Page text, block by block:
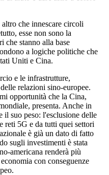
che innescare circoli
esse non sono la
che stanno alla base
a logiche politiche che
Uniti e Cina.
e le infrastrutture,
relazioni sino-europee.
opportunità che la Cina,
presenta. Anche in
il suo peso: l'esclusione delle
reti 5G e da tutti quei settori
è già un dato di fatto
sugli investimenti è stata
americana renderà più
con conseguenze